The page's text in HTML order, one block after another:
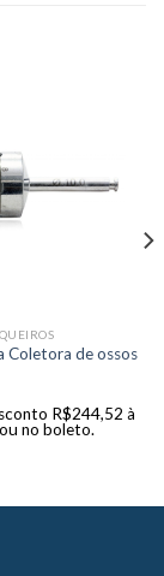
Coletora de ossos
R$244,52 à
no boleto.